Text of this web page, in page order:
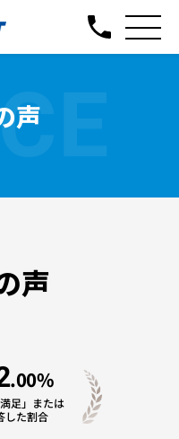
声
声
.00%
足」または
した割合